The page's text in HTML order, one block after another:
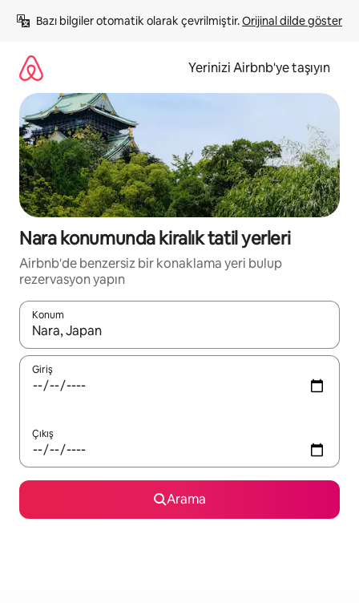
atla
Bazı bilgiler otomatik olarak çevrilmiştir. Orijinal dilde göster
Yerinizi Airbnb'ye taşıyın
Nara konumunda kiralık tatil yerleri
Airbnb'de benzersiz bir konaklama yeri bulup
rezervasyon yapın
Konum
Sonuçlar kullanılabilir olduğunda yukarı ve aşağı oklarıyla
Giriş
Çıkış
Arama